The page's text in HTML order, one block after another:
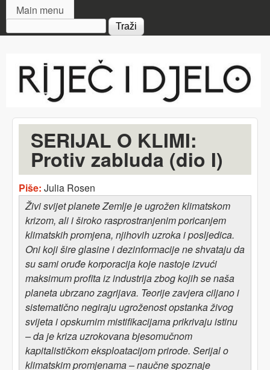
MAIN MENU
Main menu
Search form
i djelo
SERIJAL O KLIMI:
Protiv zabluda (dio I)
Piše: Julia Rosen
Živi svijet planete Zemlje jeugrožen klimatskom
krizom, alii široko rasprostranjenim poricanjem
klimatskihpromjena, njihovih uzroka i posljedica.
Oni koji šire glasine i dezinformacije ne shvataju da
su sami oruđe korporacija koje nastoje izvući
maksimum profita iz industrija zbog kojih se naša
planeta ubrzano zagrijava. Teorije zavjera ciljano i
sistematično negiraju ugroženost opstanka živog
svijeta i opskurnim mistifikacijama prikrivaju istinu
– da je kriza uzrokovana bjesomučnom
kapitalističkom eksploatacijom prirode. Serijal o
klimatskim promjenama –naučne spoznaje